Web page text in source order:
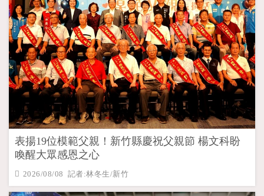
表揚19位模範父親！新竹縣慶祝父親節 楊文科盼
喚醒大眾感恩之心
2026/08/08 記者:林冬生/新竹